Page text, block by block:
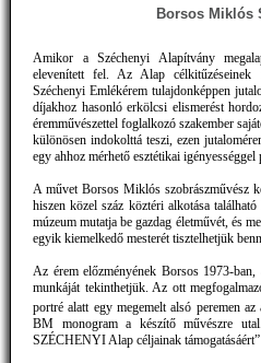
Borsos Miklós
Amikor a Széchenyi Alapítvány
elevenített fel. Az Alap célkitűzéseinek
Széchenyi Emlékérem tulajdonképpen
díjakhoz hasonló erkölcsi elismerést
éremművészettel foglalkozó szakember
különösen indokolttá teszi, ezen
egy ahhoz mérhető esztétikai igényességgel
A művet Borsos Miklós szobrászművész
hiszen közel száz köztéri alkotása
múzeum mutatja be gazdag életművét, és
egyik kiemelkedő mesterét tisztelhetjük
Az érem előzményének Borsos 1973-
munkáját tekinthetjük. Az ott
portré alatt egy megemelt alsó peremen
BM monogram a készítő művészre
SZÉCHENYI Alap céljainak támogatásáért”